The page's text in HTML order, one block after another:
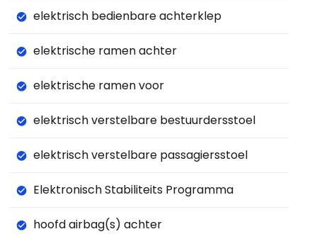
elektrisch bedienbare achterklep
elektrische ramen achter
elektrische ramen voor
elektrisch verstelbare bestuurdersstoel
elektrisch verstelbare passagiersstoel
Elektronisch Stabiliteits Programma
hoofd airbag(s) achter